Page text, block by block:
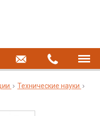
Технические науки